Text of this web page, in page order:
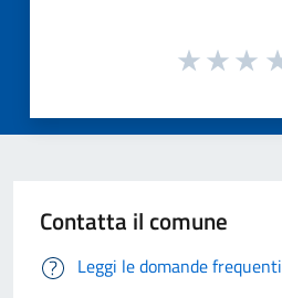
Contatta il comune
Leggi le domande frequenti